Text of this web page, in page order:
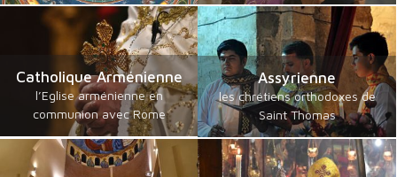
Catholique Arménienne
l’Eglise arménienne en
communion avec Rome
Assyrienne
les chrétiens orthodoxes de
Saint Thomas